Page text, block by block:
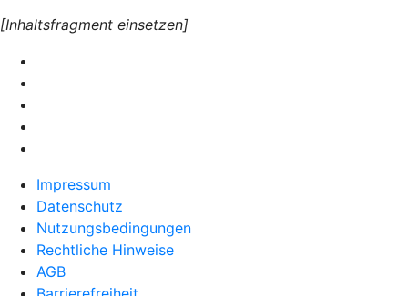
[Inhaltsfragment einsetzen]
Impressum
Datenschutz
Nutzungsbedingungen
Rechtliche Hinweise
AGB